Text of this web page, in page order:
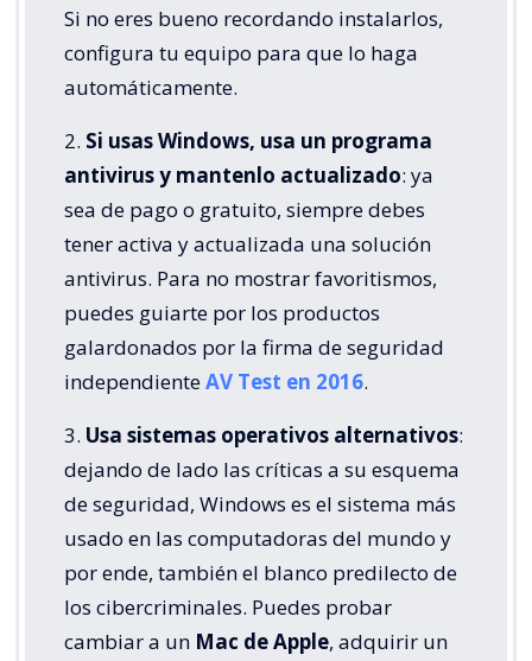
Si no eres bueno recordando instalarlos,
configura tu equipo para que lo haga
automáticamente.
2. Si usas Windows, usa un programa
antivirus y mantenlo actualizado: ya
sea de pago o gratuito, siempre debes
tener activa y actualizada una solución
antivirus. Para no mostrar favoritismos,
puedes guiarte por los productos
galardonados por la firma de seguridad
independienteAV Test en 2016.
3. Usa sistemas operativos alternativos:
dejando de lado las críticas a su esquema
de seguridad, Windows es el sistema más
usado en las computadoras del mundo y
por ende, también el blanco predilecto de
los cibercriminales. Puedes probar
cambiar a un Mac de Apple, adquirir un